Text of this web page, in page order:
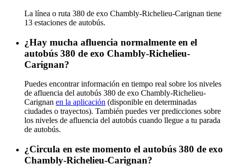
La línea o ruta 380 de exo Chambly-Richelieu-Carignan tiene
13 estaciones de autobús.
¿Hay mucha afluencia normalmente en el
autobús 380 de exo Chambly-Richelieu-
Carignan?
Puedes encontrar información en tiempo real sobre los niveles
de afluencia del autobús 380 de exo Chambly-Richelieu-
Carignan en la aplicación (disponible en determinadas
ciudades o trayectos). También puedes ver predicciones sobre
los niveles de afluencia del autobús cuando llegue a tu parada
de autobús.
¿Circula en este momento el autobús 380 de exo
Chambly-Richelieu-Carignan?